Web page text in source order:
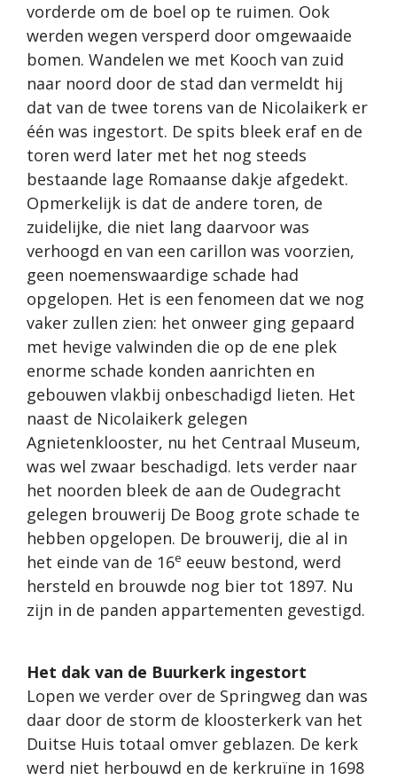
vorderde om de boel op te ruimen. Ook
werden wegen versperd door omgewaaide
bomen. Wandelen we met Kooch van zuid
naar noord door de stad dan vermeldt hij
dat van de twee torens van de Nicolaikerk er
één was ingestort. De spits bleek eraf en de
toren werd later met het nog steeds
bestaande lage Romaanse dakje afgedekt.
Opmerkelijk is dat de andere toren, de
zuidelijke, die niet lang daarvoor was
verhoogd en van een carillon was voorzien,
geen noemenswaardige schade had
opgelopen. Het is een fenomeen dat we nog
vaker zullen zien: het onweer ging gepaard
met hevige valwinden die op de ene plek
enorme schade konden aanrichten en
gebouwen vlakbij onbeschadigd lieten. Het
naast de Nicolaikerk gelegen
Agnietenklooster, nu het Centraal Museum,
was wel zwaar beschadigd. Iets verder naar
het noorden bleek de aan de Oudegracht
gelegen brouwerij De Boog grote schade te
hebben opgelopen. De brouwerij, die al in
het einde van de 16e eeuw bestond, werd
hersteld en brouwde nog bier tot 1897. Nu
zijn in de panden appartementen gevestigd.
Het dak van de Buurkerk ingestort
Lopen we verder over de Springweg dan was
daar door de storm de kloosterkerk van het
Duitse Huis totaal omver geblazen. De kerk
werd niet herbouwd en de kerkruïne in 1698